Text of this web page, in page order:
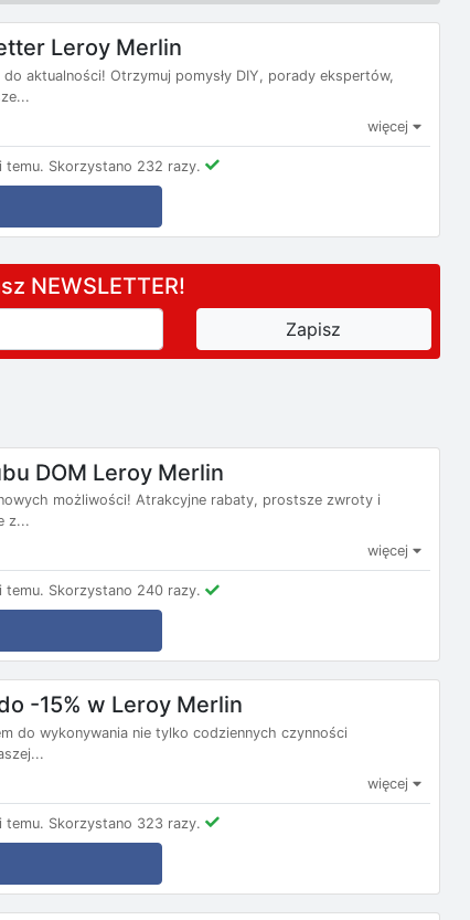
Leroy Merlin
aktualności! Otrzymuj pomysły DIY, porady ekspertów,
więcej
temu. Skorzystano 232 razy.
NEWSLETTER!
DOM Leroy Merlin
możliwości! Atrakcyjne rabaty, prostsze zwroty i
z...
więcej
temu. Skorzystano 240 razy.
-15% w Leroy Merlin
do wykonywania nie tylko codziennych czynności
więcej
temu. Skorzystano 323 razy.